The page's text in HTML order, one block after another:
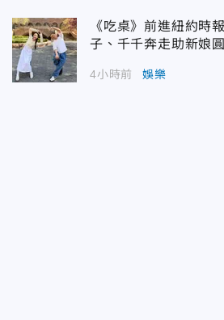
《吃桌》前進紐約時
子、千千奔走助新娘
4小時前 娛樂